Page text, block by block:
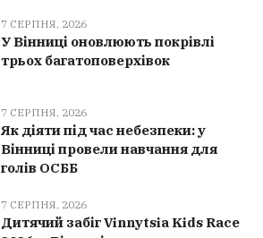
7 СЕРПНЯ, 2026
У Вінниці оновлюють покрівлі
трьох багатоповерхівок
7 СЕРПНЯ, 2026
Як діяти під час небезпеки: у
Вінниці провели навчання для
голів ОСББ
7 СЕРПНЯ, 2026
Дитячий забіг Vinnytsia Kids Race